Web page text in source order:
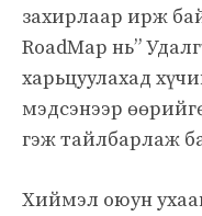
захирлаар ирж
RoadMap нь”
харьцуулахад
мэдсэнээр
гэж тайлбарлаж
Хиймэл оюун